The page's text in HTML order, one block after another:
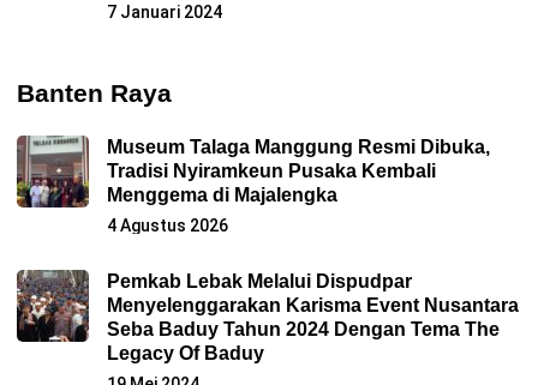
7 Januari 2024
Banten Raya
Museum Talaga Manggung Resmi Dibuka,
Tradisi Nyiramkeun Pusaka Kembali
Menggema di Majalengka
4 Agustus 2026
Pemkab Lebak Melalui Dispudpar
Menyelenggarakan Karisma Event Nusantara
Seba Baduy Tahun 2024 Dengan Tema The
Legacy Of Baduy